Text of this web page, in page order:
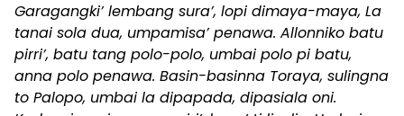
Garagangki’ lembang sura’, lopi dimaya-maya, La
tanai sola dua, umpamisa’ penawa. Allonniko batu
pirri’, batu tang polo-polo, umbai polo pi batu,
anna polo penawa. Basin-basinna Toraya, sulingna
to Palopo, umbai la dipapada, dipasiala oni.